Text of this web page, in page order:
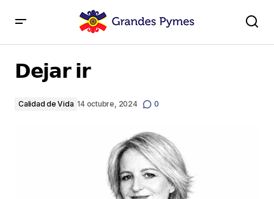
𝗗𝗲𝗷𝗮𝗿 𝗶𝗿
Calidad de Vida 14 octubre, 2024 0